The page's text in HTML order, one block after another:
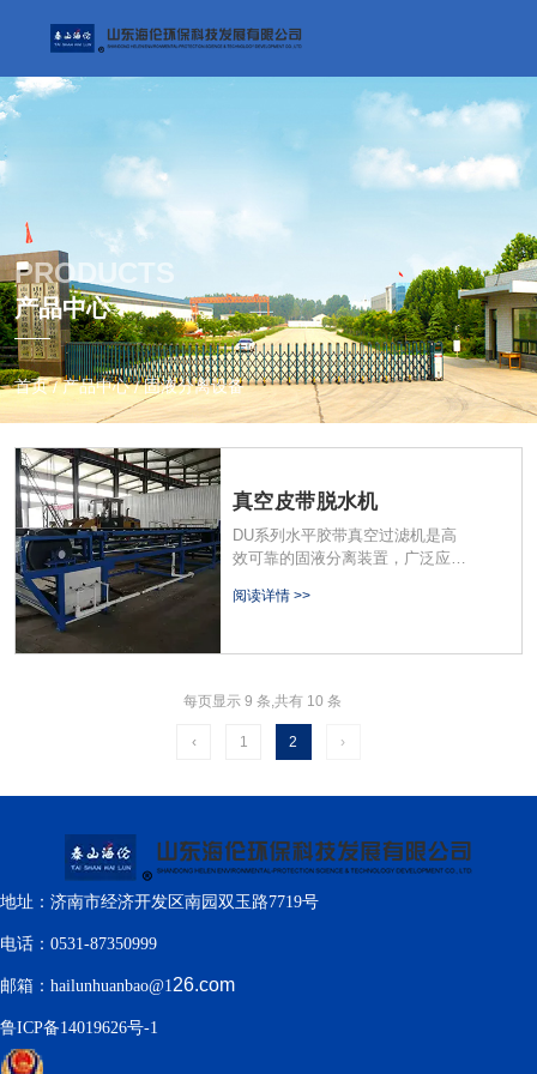
PRODUCTS
产品中心
首页/产品中心 /固液分离设备
固液分离设备
真空皮带脱水机
DU系列水平胶带真空过滤机是高
效可靠的固液分离装置，广泛应用
印染等行业的脱水。在吸收国际先
体产品。
阅读详情 >>
每页显示 9 条,共有 10 条
‹ 1 2 ›
地址：济南市经济开发区南园双玉路7719号
电话：0531-87350999
邮箱：hailunhuanbao@1 26.com
鲁ICP备14019626号-1